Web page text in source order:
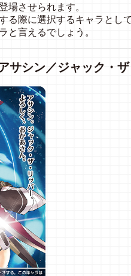
場させられます。
る際に選択するキャラとし
と言えるでしょう。
シン／ジャック・ザ